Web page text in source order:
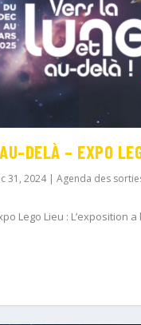
DELÀ – EXPO
31, 2024|Agenda des
Lego Lieu : L’exposition a